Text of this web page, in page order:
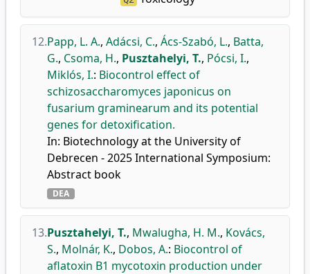
12.Papp, L. A., Adácsi, C., Ács-Szabó, L., Batta,
G., Csoma, H., Pusztahelyi, T., Pócsi, I.,
Miklós, I.: Biocontrol effect of
schizosaccharomyces japonicus on
fusarium graminearum and its potential
genes for detoxification.
In: Biotechnology at the University of
Debrecen - 2025 International Symposium:
Abstract book
DEA
13.Pusztahelyi, T., Mwalugha, H. M., Kovács,
S., Molnár, K., Dobos, A.: Biocontrol of
aflatoxin B1 mycotoxin production under